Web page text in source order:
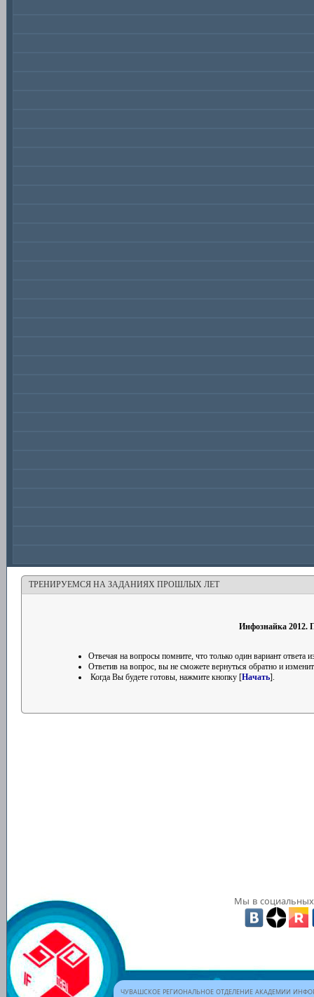
ТРЕНИРУЕМСЯ НА ЗАДАНИЯХ ПРОШЛЫХ ЛЕТ
Инфознайка 2012.
Отвечая на вопросы помните, что только один вариант ответа
Ответив на вопрос, вы не сможете вернуться обратно и
Когда Вы будете готовы, нажмите кнопку [Начать].
Мы в социальных
ЧУВАШСКОЕ РЕГИОНАЛЬНОЕ ОТДЕЛЕНИЕ АКАДЕМИИ